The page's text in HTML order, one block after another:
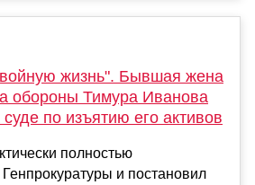
жизнь". Бывшая жена
обороны Тимура Иванова
по изъятию его активов
полностью
и постановил